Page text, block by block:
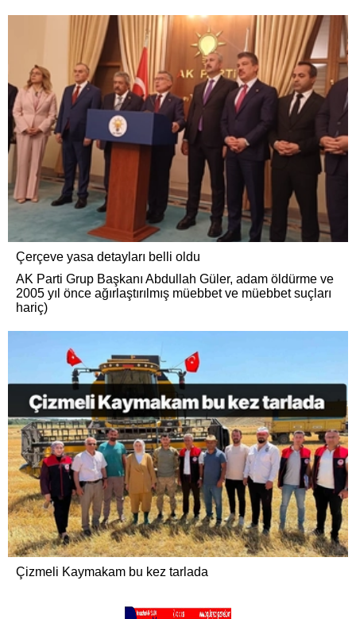
Çerçeve yasa detayları belli oldu
AK Parti Grup Başkanı Abdullah Güler, adam öldürme ve
2005 yıl önce ağırlaştırılmış müebbet ve müebbet suçları
hariç)
Çizmeli Kaymakam bu kez tarlada
çalışmalarındaki aktif tutumuyla bir kez daha dikkat çekti.